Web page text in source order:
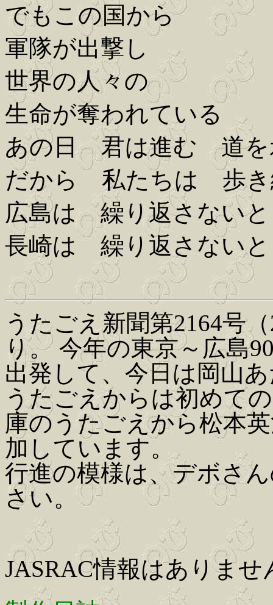
でもこの国から
軍隊が出撃し
世界の人々の
生命が奪われている
あの日 君は進む 道を
だから 私たちは 歩き
広島は 繰り返さないと
長崎は 繰り返さないと
うたごえ新聞第2164号
り。 今年の東京～広島
出発して、今日は岡山
うたごえからは初めて
庫のうたごえから松本
加しています。
行進の模様は、デボさ
さい。
JASRAC情報はありませ